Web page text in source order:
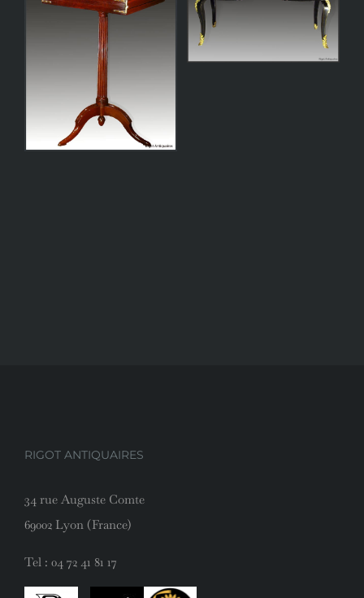
RIGOT ANTIQUAIRES
34 rue Auguste Comte
69002 Lyon (France)
Tel : 04 72 41 81 17